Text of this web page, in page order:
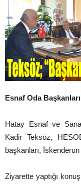
Esnaf Oda
Hatay Esnaf ve
Kadir Teksöz,
başkanları,
Ziyarette yaptığı